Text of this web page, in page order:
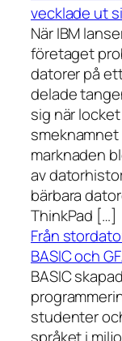
vecklade ut
När IBM
företaget
datorer på
delade
sig när
marknaden
av
bärbara
ThinkPad […]
Från
BASIC och
BASIC
studenter